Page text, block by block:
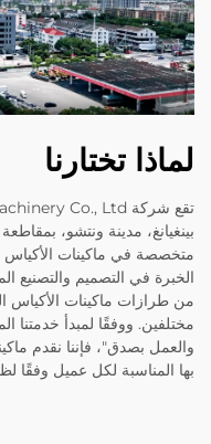
لماذا تختارنا
بينغيانغ، مدينة ونتشو،
من طرازات ماكينات الأكياس
مختلفين. ووفقًا لمبدأ خدمتنا
والعمل بصدق"، فإننا نقدم
بها المناسبة لكل عميل وفقًا